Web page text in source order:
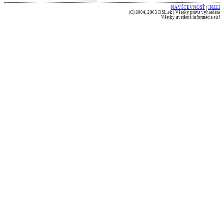
NÁVŠTEVNOSŤ
(C) 2004, 2005 DSL.sk | Všetky práva
Všetky uvedené informácie sú